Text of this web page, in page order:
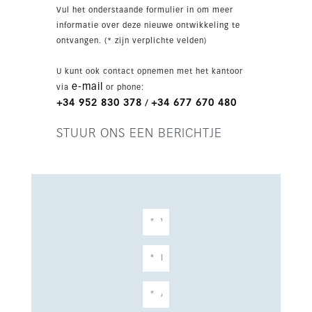
airconditioning per slaapkamer,
batterijondersteuning, een wallbox,
hoogwaardige badkamerelementen en deels op
maat gemaakt meubilair dat in de prijs is
Vul het onderstaande formulier in om meer
informatie over deze nieuwe ontwikkeling te
ontvangen. (* zijn verplichte velden)
U kunt ook contact opnemen met het kantoor
via e-mail or phone:
+34 952 830 378 / +34 677 670 480
STUUR ONS EEN BERICHTJE